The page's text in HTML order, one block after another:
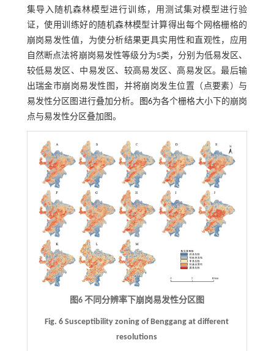
集导入随机森林模型进行训练，用测试集对模型进行验
证，使用训练好的随机森林模型计算得出每个网格栅格的
崩岗易发性值，为使分析结果更具实用性和直观性，应用
自然断点法将崩岗易发性等级分为5类，分别为低易发区、
较低易发区、中易发区、较高易发区、高易发区。最后输
出瑞金市崩岗易发性图，并将崩岗发生位置（点要素）与
易发性分区图进行叠加分析。
图6为各个栅格大小下的崩岗
点与易发性分区叠加图。
图6 不同分辨率下崩岗易发性分区图
Fig. 6 Susceptibility zoning of Benggang at different
resolutions